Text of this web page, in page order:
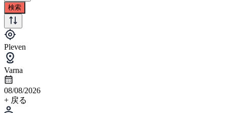
検索
Pleven
Varna
08/08/2026
+ 戻る